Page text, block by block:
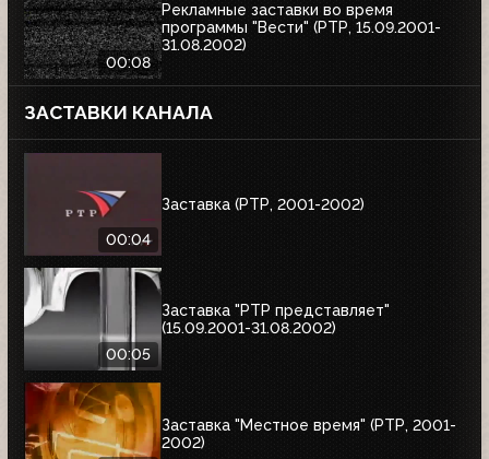
00:08
Рекламные заставки во время
программы "Вести" (РТР, 15.09.2001-
31.08.2002)
ЗАСТАВКИ КАНАЛА
00:04
Заставка (РТР, 2001-2002)
00:05
Заставка "РТР представляет"
(15.09.2001-31.08.2002)
Заставка "Местное время" (РТР, 2001-
2002)